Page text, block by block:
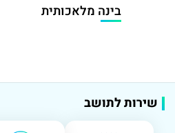
בינה מלאכותית
שירות לתושב